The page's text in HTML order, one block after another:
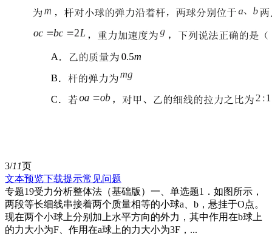
3/11页
文本预览下载提示常见问题
专题19受力分析整体法（基础版）一、单选题1．如图所示，
两段等长细线串接着两个质量相等的小球a、b，悬挂于O点。
现在两个小球上分别加上水平方向的外力，其中作用在b球上
的力大小为F、作用在a球上的力大小为3F，...